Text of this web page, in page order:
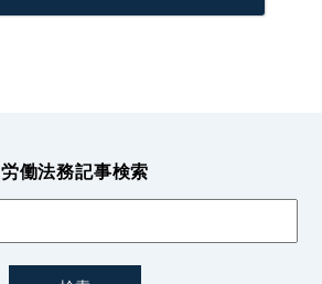
労働法務記事検索